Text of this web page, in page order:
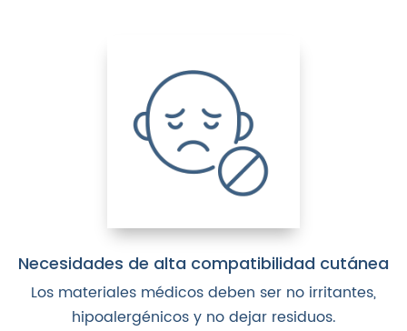
Necesidades de alta compatibilidad cutánea
Los materiales médicos deben ser no irritantes,
hipoalergénicos y no dejar residuos.